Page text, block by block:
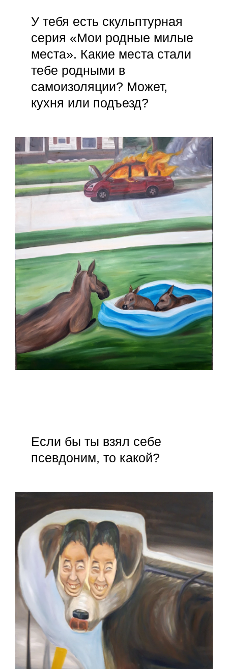
У тебя есть скульптурная
серия «Мои родные милые
места». Какие места стали
тебе родными в
самоизоляции? Может,
кухня или подъезд?
Если бы ты взял себе
псевдоним, то какой?